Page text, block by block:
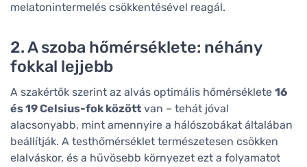
melatonintermelés csökkentésével reagál.
2. A szoba hőmérséklete: néhány
fokkal lejjebb
A szakértők szerint az alvás optimális hőmérséklete 16
és 19 Celsius-fok között van – tehát jóval
alacsonyabb, mint amennyire a hálószobákat általában
beállítják. A testhőmérséklet természetesen csökken
elalváskor, és a hűvösebb környezet ezt a folyamatot